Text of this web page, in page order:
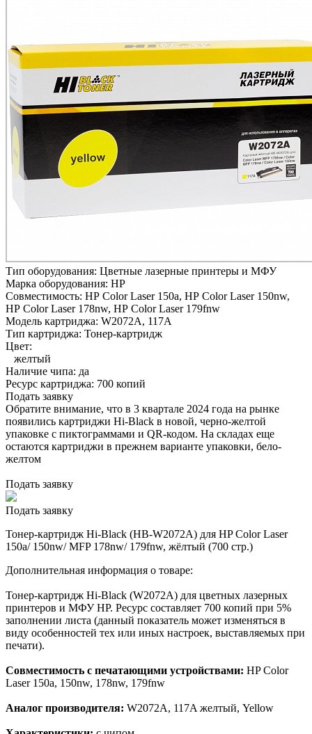
Тип оборудования: Цветные лазерные принтеры и МФУ
Марка оборудования: HP
Совместимость: HP Color Laser 150a, HP Color Laser 150nw,
HP Color Laser 178nw, HP Color Laser 179fnw
Модель картриджа: W2072A, 117A
Тип картриджа: Тонер-картридж
Цвет:
желтый
Наличие чипа: да
Ресурс картриджа: 700 копий
Подать заявку
Обратите внимание, что в 3 квартале 2024 года на рынке
появились картриджи Hi-Black в новой, черно-желтой
упаковке с пиктограммами и QR-кодом. На складах еще
остаются картриджи в прежнем варианте упаковки, бело-
желтом
Подать заявку
Подать заявку
Тонер-картридж Hi-Black (HB-W2072A) для HP Color Laser
150a/ 150nw/ MFP 178nw/ 179fnw, жёлтый (700 стр.)
Дополнительная информация о товаре:
Тонер-картридж Hi-Black (W2072A) для цветных лазерных
принтеров и МФУ HP. Ресурс составляет 700 копий при 5%
заполнении листа (данный показатель может изменяться в
виду особенностей тех или иных настроек, выставляемых при
печати).
Совместимость с печатающими устройствами: HP Color
Laser 150a, 150nw, 178nw, 179fnw
Аналог производителя: W2072A, 117A желтый, Yellow